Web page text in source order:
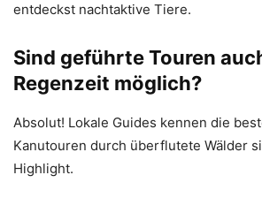
entdeckst nachtaktive Tiere.
Sind geführte Touren
Regenzeit möglich?
Absolut! Lokale Guides kennen die
Kanutouren durch überflutete Wälder
Highlight.